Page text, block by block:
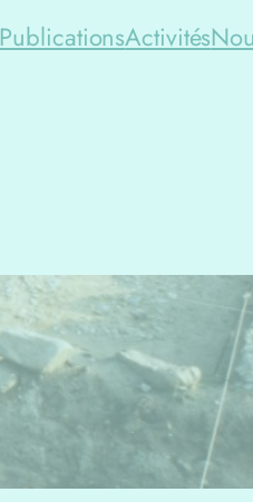
PublicationsActivités